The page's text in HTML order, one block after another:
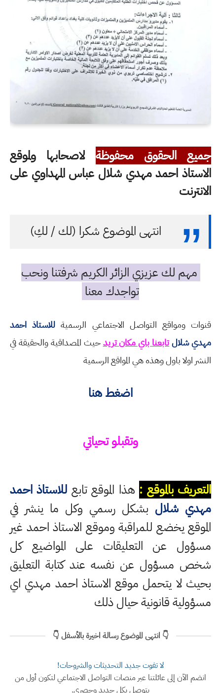
جميع الحقوق محفوظة لاصحابها ولموقع
الاستاذ احمد مهدي شلال عباس المهداوي على
الانترنت
انتهى الموضوع شكرا (لك / لكِ)
مهم لك عزيزي الزائر الكريم شرفتنا ونحب
تواجدك معنا
قنوات ومواقع التواصل الاجتماعي الرسمية للاستاذ احمد
مهدي شلالتابعنا باي مكان تريدحيث المصداقية والحقيقة في
النشر اولا باول وهذه هي المواقع الرسمية
اضغط هنا
وتقبلو تحياتي
التعريف بالموقع : هذا الموقع تابع للاستاذ احمد
مهدي شلال بشكل رسمي وكل ما ينشر في
الموقع يخضع للمراقبة وموقع الاستاذ احمد غير
مسؤول عن التعليقات على المواضيع كل
شخص مسؤول عن نفسه عند كتابة التعليق
بحيث لا يتحمل موقع الاستاذ احمد مهدي اي
مسؤولية قانونية حيال ذلك
👇 انتهى الموضوع رسالة اخيرة بالأسفل 👇
لا تفوت جديد التحديثات والشروحات!
انضم الآن إلى عائلتنا عبر منصات التواصل الاجتماعي لتكون أول من
يتوصل بكل جديد وحصري.